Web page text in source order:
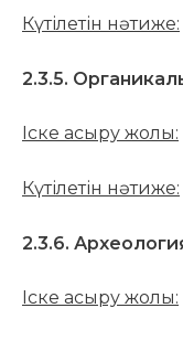
Күтілетін нәтиже:
2.3.5.
Іске асыру жолы:
Күтілетін нәтиже:
2.3.6.
Іске асыру жолы: